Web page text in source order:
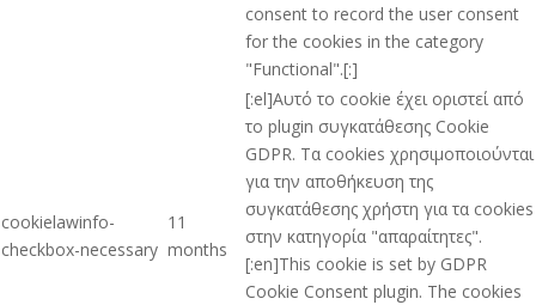
consent to record the user consent
for the cookies in the category
"Functional".[:]
cookielawinfo-
checkbox-necessary
11
months
[:el]Αυτό το cookie έχει οριστεί από
το plugin συγκατάθεσης Cookie
GDPR. Τα cookies χρησιμοποιούνται
για την αποθήκευση της
συγκατάθεσης χρήστη για τα cookies
στην κατηγορία "απαραίτητες".
[:en]This cookie is set by GDPR
Cookie Consent plugin. The cookies